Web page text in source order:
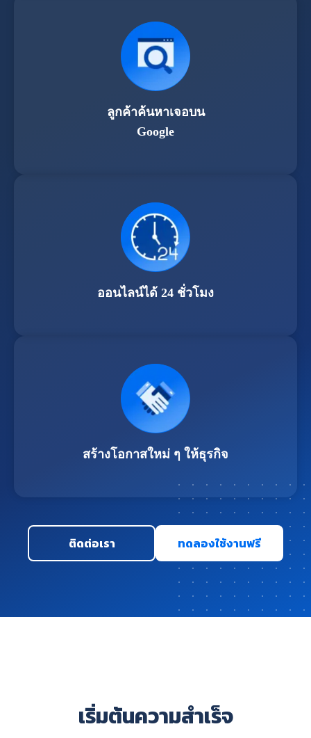
ลูกค้าค้นหาเจอบน
Google
ออนไลน์ได้ 24 ชั่วโมง
สร้างโอกาสใหม่ ๆ ให้ธุรกิจ
ติดต่อเรา ทดลองใช้งานฟรี
เริ่มต้นความสำเร็จ